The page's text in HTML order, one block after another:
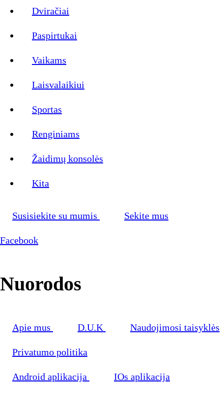
Dviračiai
Paspirtukai
Vaikams
Laisvalaikiui
Sportas
Renginiams
Žaidimų konsolės
Kita
Susisiekite su mumis Sekite mus
Facebook
Nuorodos
Apie mus D.U.K Naudojimosi taisyklės
Privatumo politika
Android aplikacija IOs aplikacija